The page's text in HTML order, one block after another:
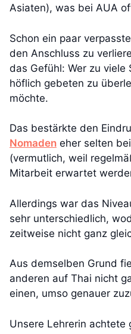
Asiaten), was bei AUA
Schon ein paar
den Anschluss zu
das Gefühl: Wer zu
höflich gebeten zu
möchte.
Das bestärkte den
Nomaden eher selten
(vermutlich, weil
Mitarbeit erwartet
Allerdings war das
sehr unterschiedlich,
zeitweise nicht ganz
Aus demselben Grund
anderen auf Thai nicht
einen, umso genauer
Unsere Lehrerin achtete